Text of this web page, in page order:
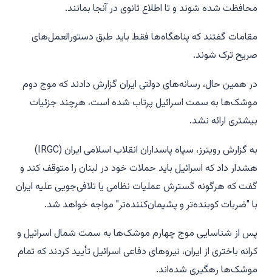
محافظت شده شوند و تا اطلاع ثانوی در آنجا بمانند.
مقامات گفتند که پناهگاه‌ها فقط باید طبق دستورالعمل‌های
صریح ترک شوند.
در همین حال، رسانه‌های دولتی ایران گزارش دادند که موج دوم
موشک‌ها به سمت اسرائیل پرتاب شده است، هرچند جزئیات
بیشتری ارائه نشد.
به گزارش رویترز، سپاه پاسداران انقلاب اسلامی ایران (IRGC)
هشدار داد که اسرائیل باید حملات خود در لبنان را متوقف کند و
گفت که هرگونه گسترش عملیات نظامی یا تلافی‌جویی علیه ایران
با "ضربات کوبنده‌تر و پشیمان‌کننده‌تر" مواجه خواهد شد.
پس از شناسایی موج چهارم موشک‌ها به سمت شمال اسرائیل و
کرانه باختری از ایران، نیروهای دفاعی اسرائیل تأیید کردند که تمام
موشک‌ها رهگیری شده‌اند.